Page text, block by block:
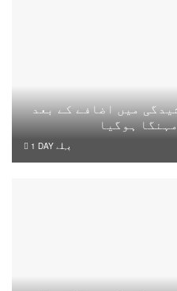
میں اضافے کے بعد
ہوگیا
1 DAY پہلے